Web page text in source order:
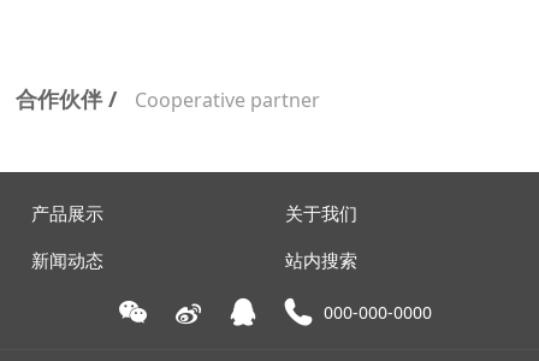
合作伙伴 / Cooperative partner
产品展示
关于我们
新闻动态
站内搜索
000-000-0000